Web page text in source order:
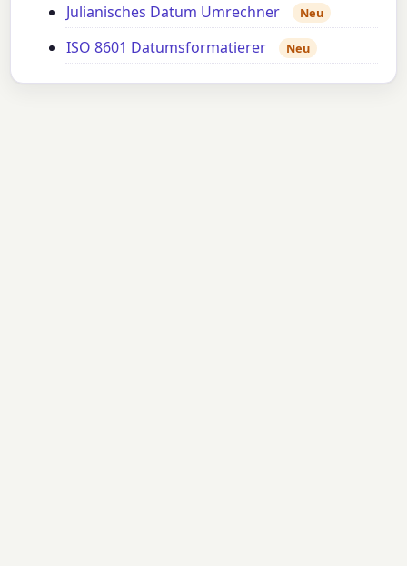
Julianisches Datum Umrechner Neu
ISO 8601 Datumsformatierer Neu